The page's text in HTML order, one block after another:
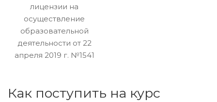
лицензии на
осуществление
образовательной
деятельности от 22
апреля 2019 г. №1541
Как поступить на курс